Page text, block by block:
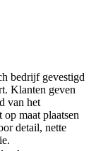
bedrijf gevestigd
Klanten geven
van het
maat plaatsen
detail, nette